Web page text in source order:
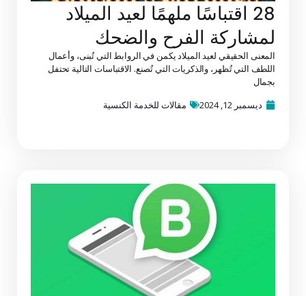
28 اقتباسًا ملهمًا لعيد الميلاد
لمشاركة الفرح والضحك
المعنى الحقيقي لعيد الميلاد يكمن في الروابط التي تُبنى، وأعمال
اللطف التي تُظهر، والذكريات التي تُصنع. الاقتباسات التالية تحتفل
بجمال
ديسمبر 12, 2024
مقالات للخدمة الكنسية